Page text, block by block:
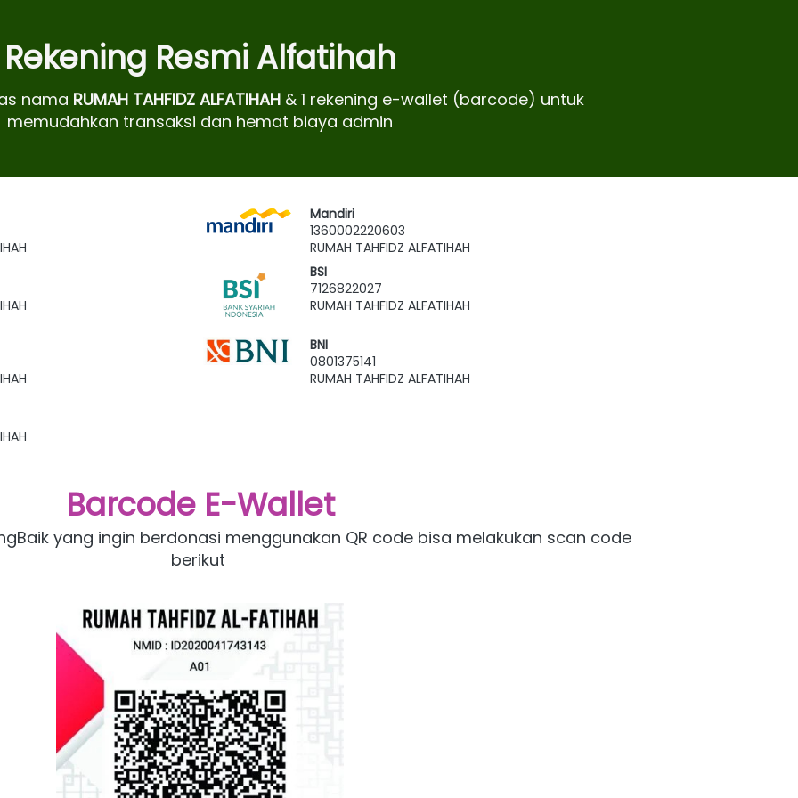
Rekening Resmi Alfatihah
nama RUMAH TAHFIDZ ALFATIHAH & 1 rekening e-wallet (barcode) untuk
memudahkan transaksi dan hemat biaya admin
Mandiri
1360002220603
RUMAH TAHFIDZ ALFATIHAH
BSI
7126822027
RUMAH TAHFIDZ ALFATIHAH
BNI
0801375141
RUMAH TAHFIDZ ALFATIHAH
Barcode E-Wallet
yang ingin berdonasi menggunakan QR code bisa melakukan scan code
berikut